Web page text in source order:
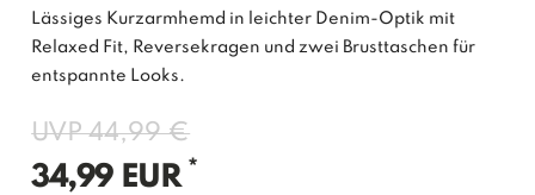
Lässiges Kurzarmhemd in leichter Denim-Optik mit
Relaxed Fit, Reversekragen und zwei Brusttaschen für
entspannte Looks.
UVP 44,99 €
34,99 EUR *